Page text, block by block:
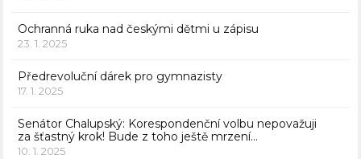
Ochranná ruka nad českými dětmi u zápisu
23. 1. 2025
Předrevoluční dárek pro gymnazisty
17. 1. 2025
Senátor Chalupský: Korespondenční volbu nepovažuji
za šťastný krok! Bude z toho ještě mrzení…
10. 1. 2025